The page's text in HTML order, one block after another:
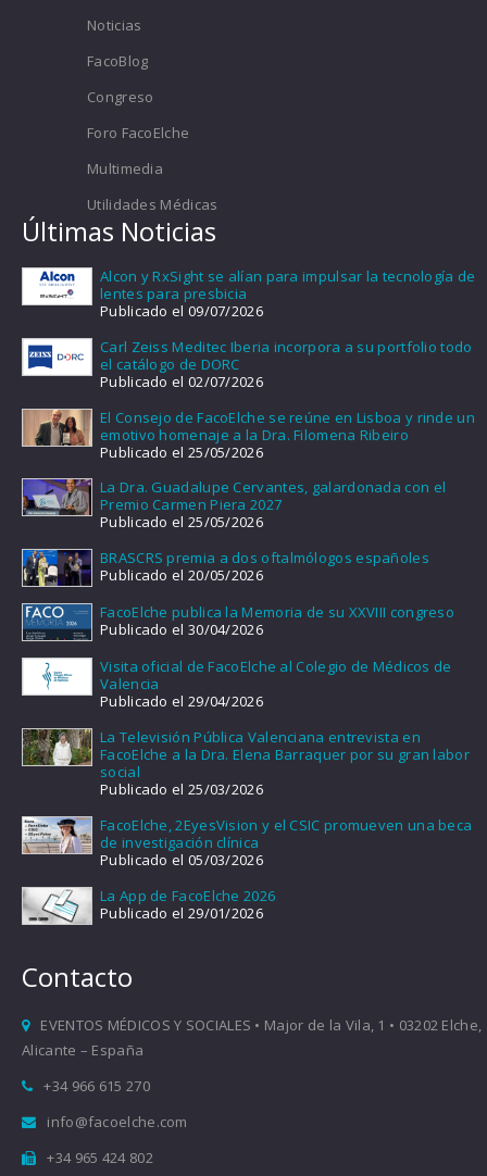
Noticias
FacoBlog
Congreso
Foro FacoElche
Multimedia
Utilidades Médicas
Últimas Noticias
Alcon y RxSight se alían para impulsar la tecnología de
lentes para presbicia
Publicado el 09/07/2026
Carl Zeiss Meditec Iberia incorpora a su portfolio todo
el catálogo de DORC
Publicado el 02/07/2026
El Consejo de FacoElche se reúne en Lisboa y rinde un
emotivo homenaje a la Dra. Filomena Ribeiro
Publicado el 25/05/2026
La Dra. Guadalupe Cervantes, galardonada con el
Premio Carmen Piera 2027
Publicado el 25/05/2026
BRASCRS premia a dos oftalmólogos españoles
Publicado el 20/05/2026
FacoElche publica la Memoria de su XXVIII congreso
Publicado el 30/04/2026
Visita oficial de FacoElche al Colegio de Médicos de
Valencia
Publicado el 29/04/2026
La Televisión Pública Valenciana entrevista en
FacoElche a la Dra. Elena Barraquer por su gran labor
social
Publicado el 25/03/2026
FacoElche, 2EyesVision y el CSIC promueven una beca
de investigación clínica
Publicado el 05/03/2026
La App de FacoElche 2026
Publicado el 29/01/2026
Contacto
EVENTOS MÉDICOS Y SOCIALES • Major de la Vila, 1 • 03202 Elche,
Alicante – España
+34 966 615 270
info@facoelche.com
+34 965 424 802